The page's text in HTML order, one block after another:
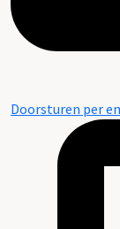
Doorsturen per